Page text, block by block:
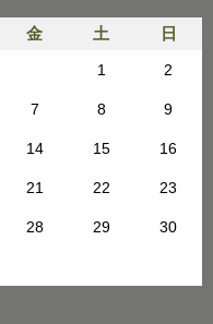
金 土 日
1 2
7 8 9
14 15 16
21 22 23
28 29 30